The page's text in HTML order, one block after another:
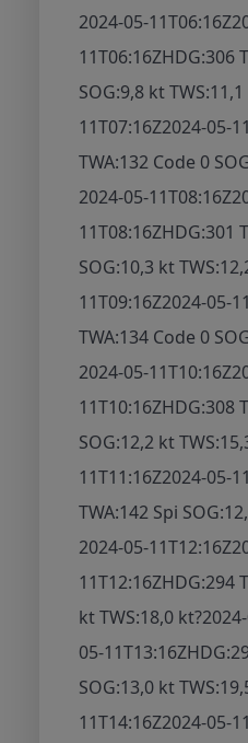
2024-05-11T06:16Z
11T06:16ZHDG:306
SOG:9,8 kt
11T07:16Z2024-05-
TWA:132 Code 0
2024-05-11T08:16Z
11T08:16ZHDG:301
SOG:10,3 kt
11T09:16Z2024-05-
TWA:134 Code 0
2024-05-11T10:16Z
11T10:16ZHDG:308
SOG:12,2 kt
11T11:16Z2024-05-
TWA:142 Spi
2024-05-11T12:16Z
11T12:16ZHDG:294
kt TWS:18,0 kt?
05-11T13:16Z
SOG:13,0 kt
11T14:16Z2024-05-